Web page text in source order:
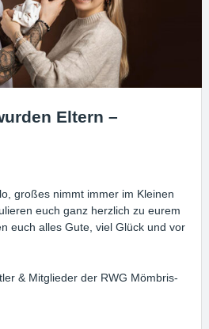
Eltern –
großes nimmt immer im Kleinen
euch ganz herzlich zu eurem
euch alles Gute, viel Glück und vor
& Mitglieder der RWG Mömbris-